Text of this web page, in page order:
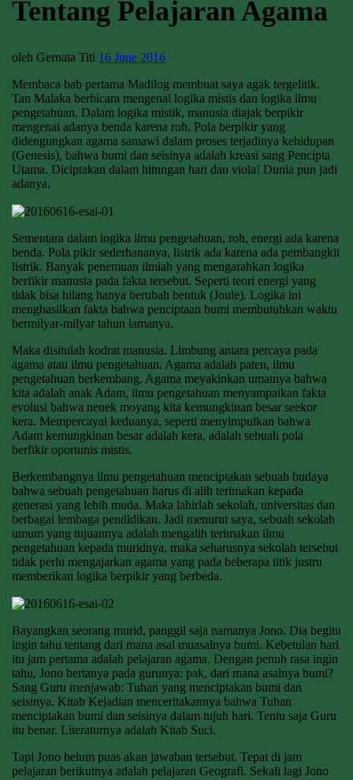
Tentang Pelajaran Agama
oleh Gernata Titi 16 June 2016
Membaca bab pertama Madilog membuat saya agak tergelitik.
Tan Malaka berbicara mengenai logika mistis dan logika ilmu
pengetahuan. Dalam logika mistik, manusia diajak berpikir
mengenai adanya benda karena roh. Pola berpikir yang
didengungkan agama samawi dalam proses terjadinya kehidupan
(Genesis), bahwa bumi dan seisinya adalah kreasi sang Pencipta
Utama. Diciptakan dalam hitungan hari dan viola! Dunia pun jadi
adanya.
Sementara dalam logika ilmu pengetahuan, roh, energi ada karena
benda. Pola pikir sederhananya, listrik ada karena ada pembangkit
listrik. Banyak penemuan ilmiah yang mengarahkan logika
berfikir manusia pada fakta tersebut. Seperti teori energi yang
tidak bisa hilang hanya berubah bentuk (Joule). Logika ini
menghasilkan fakta bahwa penciptaan bumi membutuhkan waktu
bermilyar-milyar tahun lamanya.
Maka disitulah kodrat manusia. Limbung antara percaya pada
agama atau ilmu pengetahuan. Agama adalah paten, ilmu
pengetahuan berkembang. Agama meyakinkan umatnya bahwa
kita adalah anak Adam, ilmu pengetahuan menyampaikan fakta
evolusi bahwa nenek moyang kita kemungkinan besar seekor
kera. Mempercayai keduanya, seperti menyimpulkan bahwa
Adam kemungkinan besar adalah kera, adalah sebuah pola
berfikir oportunis mistis.
Berkembangnya ilmu pengetahuan menciptakan sebuah budaya
bahwa sebuah pengetahuan harus di alih terimakan kepada
generasi yang lebih muda. Maka lahirlah sekolah, universitas dan
berbagai lembaga pendidikan. Jadi menurut saya, sebuah sekolah
umum yang tujuannya adalah mengalih terimakan ilmu
pengetahuan kepada muridnya, maka seharusnya sekolah tersebut
tidak perlu mengajarkan agama yang pada beberapa titik justru
memberikan logika berpikir yang berbeda.
Bayangkan seorang murid, panggil saja namanya Jono. Dia begitu
ingin tahu tentang dari mana asal muasalnya bumi. Kebetulan hari
itu jam pertama adalah pelajaran agama. Dengan penuh rasa ingin
tahu, Jono bertanya pada gurunya: pak, dari mana asalnya bumi?
Sang Guru menjawab: Tuhan yang menciptakan bumi dan
seisinya. Kitab Kejadian menceritakannya bahwa Tuhan
menciptakan bumi dan seisinya dalam tujuh hari. Tentu saja Guru
itu benar. Literaturnya adalah Kitab Suci.
Tapi Jono belum puas akan jawaban tersebut. Tepat di jam
pelajaran berikutnya adalah pelajaran Geografi. Sekali lagi Jono